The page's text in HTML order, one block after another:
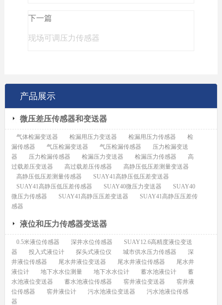
下一篇
现场可调压力传感器
产品展示
微压差压传感器和变送器
气体检漏变送器 检漏用压力变送器 检漏用压力传感器
检
漏传感器
气压检漏变送器 气压检漏传感器
压力检漏变送
器
压力检漏传感器 检漏压力变送器 检漏压力传感器
高
过载差压变送器
高过载差压传感器
高静压低压差测量变送器
高静压低压差测量传感器
SUAY41高静压低压差变送器
SUAY41高静压低压差传感器
SUAY40微压力变送器
SUAY40
微压力传感器
SUAY41高静压压差变送器
SUAY41高静压压差传
感器
液位和压力传感器变送器
0.5米液位传感器 深井水位传感器
SUAY12.6高精度液位变送
器
投入式液位计 探头式液位仪 城市供水压力传感器
深
井液位传感器
尾水井液位变送器 尾水井液位传感器
尾水井
液位计
地下水水位测量 地下水水位计 蓄水池液位计
蓄
水池液位变送器
蓄水池液位传感器 窖井液位变送器
窖井液
位传感器
窖井液位计 污水池液位变送器
污水池液位传感
器